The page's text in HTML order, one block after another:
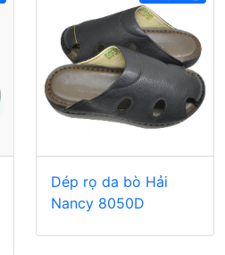
Dép rọ da bò Hải
Nancy 8050D